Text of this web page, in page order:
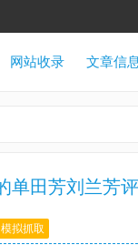
网站收录 文章信息
单田芳刘兰芳
模拟抓取